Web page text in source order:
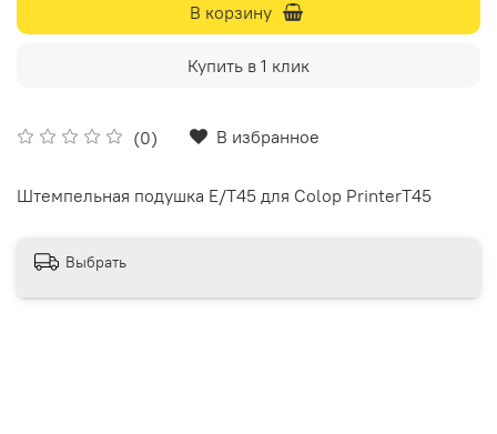
(0) В избранное
В корзину
Купить в 1 клик
Штемпельная подушка E/Т45 для Colop PrinterТ45
Выбрать